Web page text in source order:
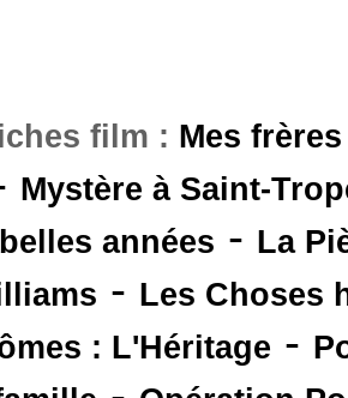
film : Mes
Mystère à Saint-
années - La
- Les Choses
: L'Héritage -